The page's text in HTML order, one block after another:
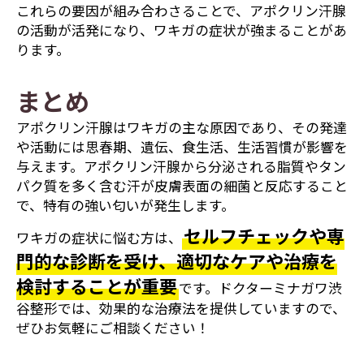
これらの要因が組み合わさることで、アポクリン汗腺
の活動が活発になり、ワキガの症状が強まることがあ
ります。
まとめ
アポクリン汗腺はワキガの主な原因であり、その発達
や活動には思春期、遺伝、食生活、生活習慣が影響を
与えます。アポクリン汗腺から分泌される脂質やタン
パク質を多く含む汗が皮膚表面の細菌と反応すること
で、特有の強い匂いが発生します。
ワキガの症状に悩む方は、 セルフチェックや専
門的な診断を受け、適切なケアや治療を
検討することが重要です。ドクターミナガワ渋
谷整形では、効果的な治療法を提供していますので、
ぜひお気軽にご相談ください！